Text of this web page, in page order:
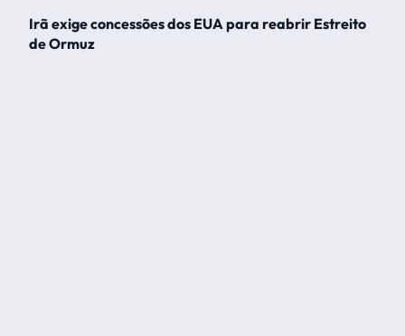
Irã exige concessões dos EUA para reabrir Estreito
de Ormuz